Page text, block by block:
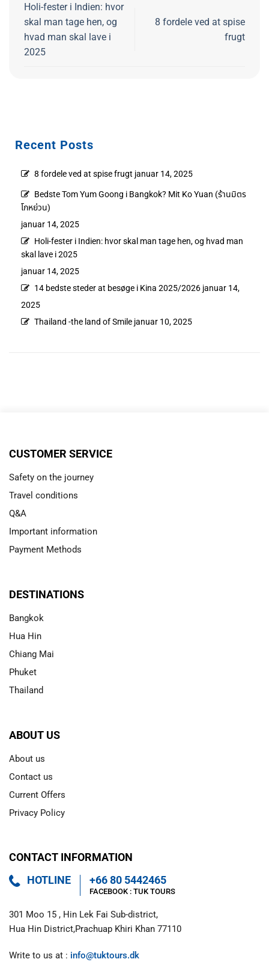
Holi-fester i Indien: hvor
skal man tage hen, og
hvad man skal lave i
2025
8 fordele ved at spise
frugt
Recent Posts
8 fordele ved at spise frugt januar 14, 2025
Bedste Tom Yum Goong i Bangkok? Mit Ko Yuan (ร้านมิตร
โกหย่วน)
januar 14, 2025
Holi-fester i Indien: hvor skal man tage hen, og hvad man
skal lave i 2025
januar 14, 2025
14 bedste steder at besøge i Kina 2025/2026 januar 14,
2025
Thailand -the land of Smile januar 10, 2025
CUSTOMER SERVICE
Safety on the journey
Travel conditions
Q&A
Important information
Payment Methods
DESTINATIONS
Bangkok
Hua Hin
Chiang Mai
Phuket
Thailand
ABOUT US
About us
Contact us
Current Offers
Privacy Policy
CONTACT INFORMATION
HOTLINE
+66 80 5442465
FACEBOOK : TUK TOURS
301 Moo 15 , Hin Lek Fai Sub-district,
Hua Hin District,Prachuap Khiri Khan 77110
Write to us at : info@tuktours.dk